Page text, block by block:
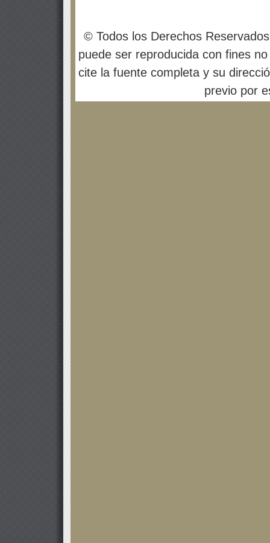
© Todos los Derechos
puede ser reproducida con fines
cite la fuente completa y su
previo por